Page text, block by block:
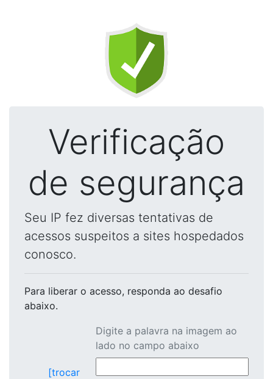
Verificação
de segurança
Seu IP fez diversas tentativas de
acessos suspeitos a sites hospedados
conosco.
Para liberar o acesso, responda ao desafio
abaixo.
[trocar
Digite a palavra na imagem ao
lado no campo abaixo